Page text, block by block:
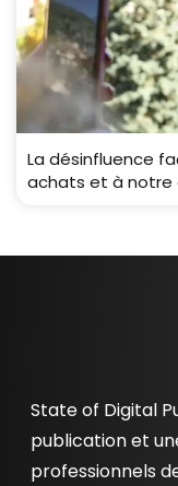
La désinfluence
achats et à notre
State of Digital
publication et
professionnels